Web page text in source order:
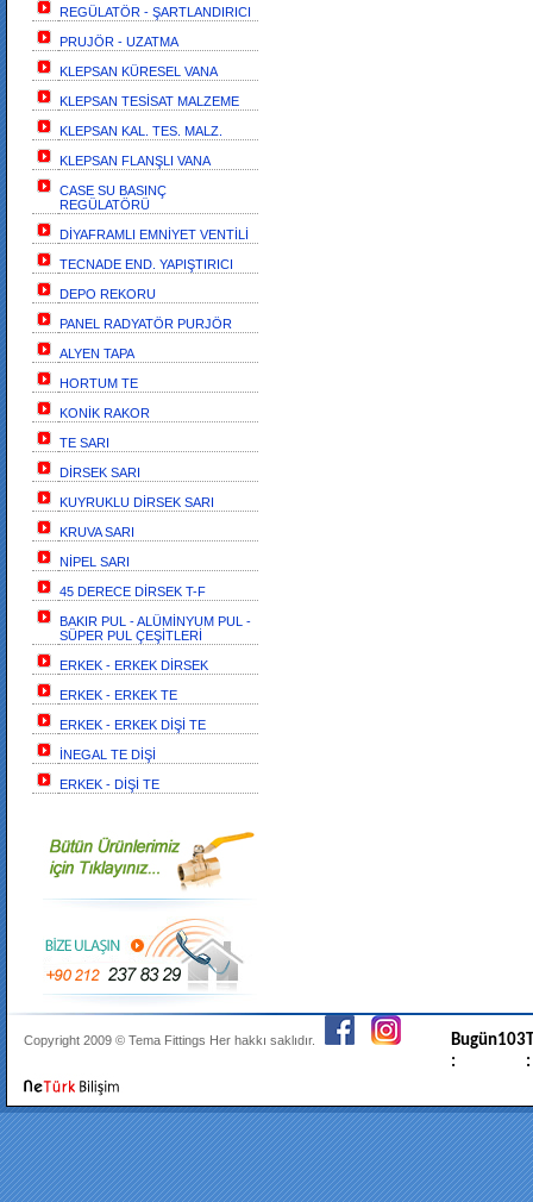
REGÜLATÖR - ŞARTLANDIRICI
PRUJÖR - UZATMA
KLEPSAN KÜRESEL VANA
KLEPSAN TESİSAT MALZEME
KLEPSAN KAL. TES. MALZ.
KLEPSAN FLANŞLI VANA
CASE SU BASINÇ
REGÜLATÖRÜ
DİYAFRAMLI EMNİYET VENTİLİ
TECNADE END. YAPIŞTIRICI
DEPO REKORU
PANEL RADYATÖR PURJÖR
ALYEN TAPA
HORTUM TE
KONİK RAKOR
TE SARI
DİRSEK SARI
KUYRUKLU DİRSEK SARI
KRUVA SARI
NİPEL SARI
45 DERECE DİRSEK T-F
BAKIR PUL - ALÜMİNYUM PUL -
SÜPER PUL ÇEŞİTLERİ
ERKEK - ERKEK DİRSEK
ERKEK - ERKEK TE
ERKEK - ERKEK DİŞİ TE
İNEGAL TE DİŞİ
ERKEK - DİŞİ TE
Copyright 2009 © Tema Fittings Her hakkı saklıdır.
Bugün
:
103
: